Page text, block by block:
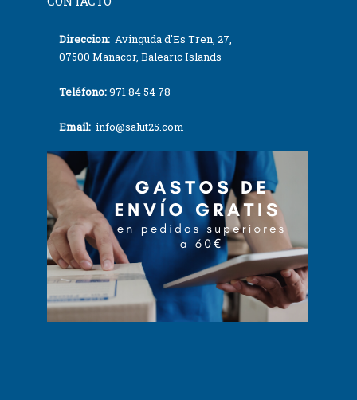
Direccion: Avinguda d'Es Tren, 27,
07500 Manacor, Balearic Islands
Teléfono:971 84 54 78
Email: info@salut25.com